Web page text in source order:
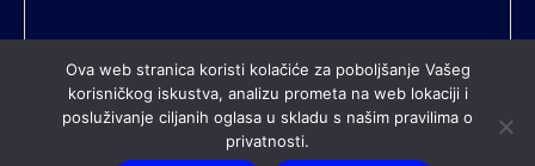
All contents © copyright Nogometni klub Rudeš. All rights
Ova web stranica koristi kolačiće za poboljšanje Vašeg
korisničkog iskustva, analizu prometa na web lokaciji i
posluživanje ciljanih oglasa u skladu s našim pravilima o
privatnosti.